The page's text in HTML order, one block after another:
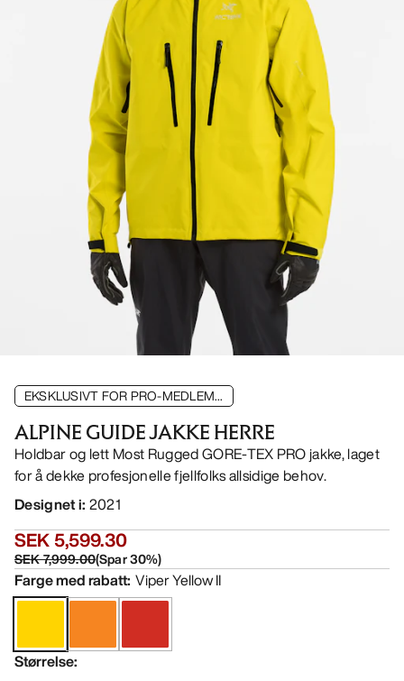
EKSKLUSIVT FOR PRO-MEDLEM...
ALPINE GUIDE JAKKE HERRE
Holdbar og lett Most Rugged GORE-TEX PRO jakke, laget
for å dekke profesjonelle fjellfolks allsidige behov.
Designet i: 2021
SEK 5,599.30
SEK 7,999.00(Spar30%)
Farge med rabatt: Viper Yellow II
Størrelse: